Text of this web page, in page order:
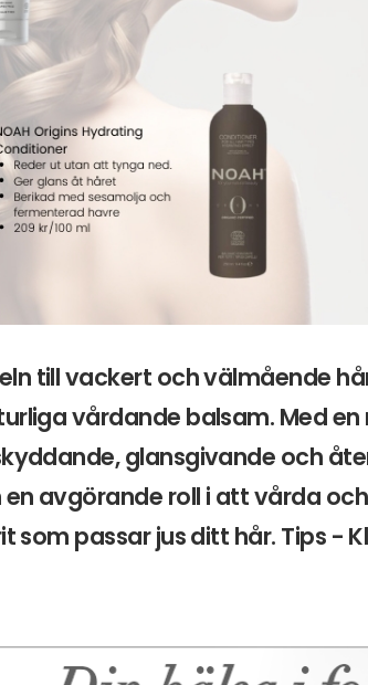
till vackert och välmående
vårdande balsam. Med
glansgivande och
avgörande roll i att vårda
som passar jus ditt hår. Tips -